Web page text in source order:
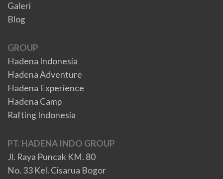
Galeri
Blog
GROUP
Hadena Indonesia
Hadena Adventure
Hadena Experience
Hadena Camp
Rafting Indonesia
PT. HADENA INDO GROUP
Jl. Raya Puncak KM. 80
No. 33 Kel. Cisarua Bogor